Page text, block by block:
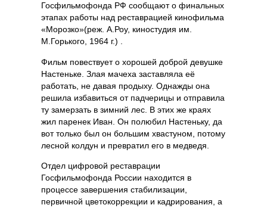
Госфильмофонда РФ сообщают о финальных
этапах работы над реставрацией кинофильма
«Морозко»(реж. А.Роу, киностудия им.
М.Горького, 1964 г.) .
Фильм повествует о хорошей доброй девушке
Настеньке. Злая мачеха заставляла её
работать, не давая продыху. Однажды она
решила избавиться от падчерицы и отправила
ту замерзать в зимний лес. В этих же краях
жил паренек Иван. Он полюбил Настеньку, да
вот только был он большим хвастуном, потому
лесной колдун и превратил его в медведя.
Отдел цифровой реставрации
Госфильмофонда России находится в
процессе завершения стабилизации,
первичной цветокоррекции и кадрирования, а